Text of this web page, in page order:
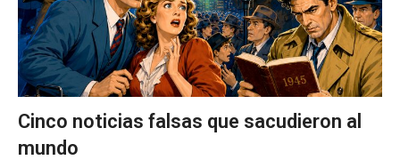
Cinco noticias falsas que sacudieron al
mundo